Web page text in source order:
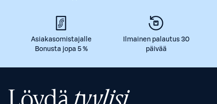
Asiakasomistajalle
Bonusta jopa 5 %
Ilmainen palautus 30
päivää